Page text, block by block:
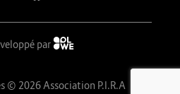
par
© 2026 Association P.I.R.A